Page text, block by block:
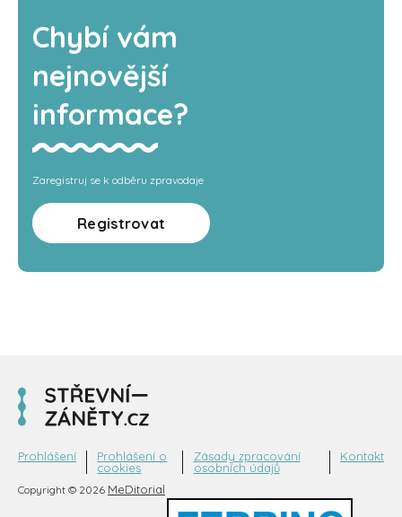
Chybí vám
nejnovější
informace?
Zaregistruj se k odběru zpravodaje
Registrovat
Copyright © 2026 MeDitorial
Prohlášení
Prohlášení o
cookies
Zásady zpracování
osobních údajů
Kontakt